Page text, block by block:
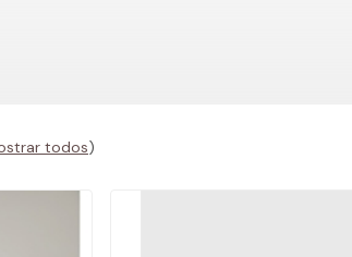
todos)